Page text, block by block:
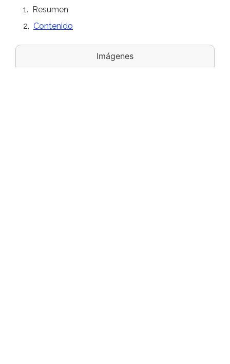
Imágenes
Resumen
Contenido